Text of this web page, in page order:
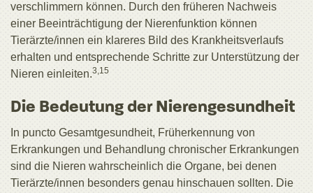
verschlimmern können. Durch den früheren Nachweis
einer Beeinträchtigung der Nierenfunktion können
Tierärzte/innen ein klareres Bild des Krankheitsverlaufs
erhalten und entsprechende Schritte zur Unterstützung der
Nieren einleiten.3,15
Die Bedeutung der Nierengesundheit
In puncto Gesamtgesundheit, Früherkennung von
Erkrankungen und Behandlung chronischer Erkrankungen
sind die Nieren wahrscheinlich die Organe, bei denen
Tierärzte/innen besonders genau hinschauen sollten. Die